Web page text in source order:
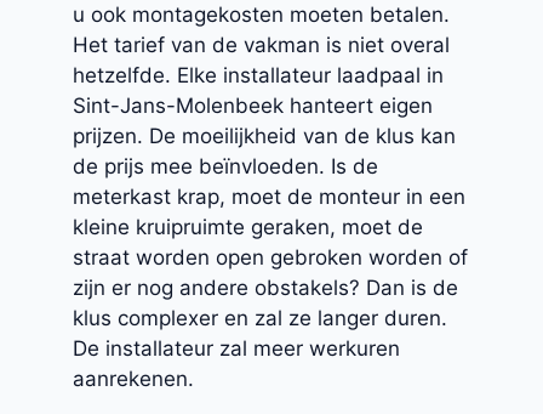
u ook montagekosten moeten betalen.
Het tarief van de vakman is niet overal
hetzelfde. Elke installateur laadpaal in
Sint-Jans-Molenbeek hanteert eigen
prijzen. De moeilijkheid van de klus kan
de prijs mee beïnvloeden. Is de
meterkast krap, moet de monteur in een
kleine kruipruimte geraken, moet de
straat worden open gebroken worden of
zijn er nog andere obstakels? Dan is de
klus complexer en zal ze langer duren.
De installateur zal meer werkuren
aanrekenen.